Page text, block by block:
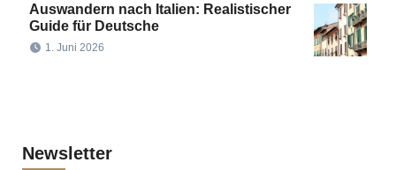
Auswandern nach Italien: Realistischer
Guide für Deutsche
1. Juni 2026
Newsletter